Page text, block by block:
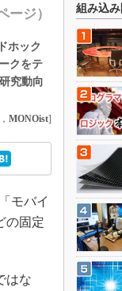
ージ）
ホック
クをテ
究動向
， MONOist]
モバイ
の固定
はな
組み込